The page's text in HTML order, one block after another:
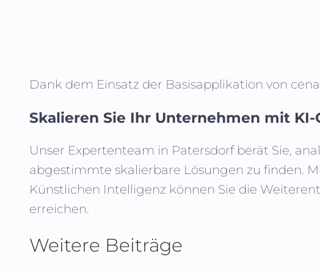
Dank dem Einsatz der Basisapplikation von
Skalieren Sie Ihr Unternehmen mit
Unser Expertenteam in Patersdorfberät Sie,
abgestimmte skalierbare Lösungen zu finden.
Künstlichen Intelligenz können Sie die
erreichen.
Weitere Beiträge